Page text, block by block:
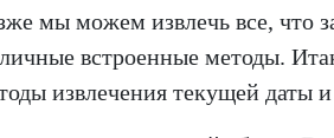
мы можем извлечь все, что
встроенные методы.
извлечения текущей даты